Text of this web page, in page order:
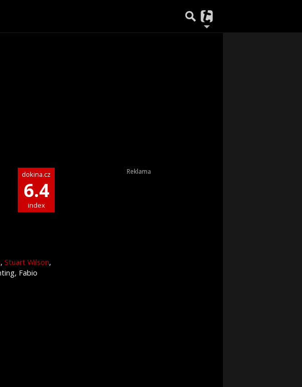
dokina.cz
6.4
index
, Stuart Wilson,
Fabio